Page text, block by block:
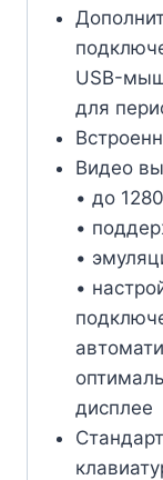
USB-
для
Видео
• до
•
•
•
дисплее